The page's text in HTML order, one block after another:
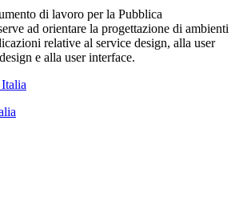
di lavoro per la Pubblica
ad orientare la progettazione di ambienti
relative al service design, alla user
e alla user interface.